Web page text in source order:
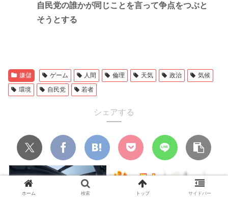
自民党の誰かが同じことを言って争点をつぶと
そうとする
嫌儲 ゲーム 人間 倫理 天気 政治
気候
環境
自民党 若者
シェアする
ホーム 検索 トップ サイドバー